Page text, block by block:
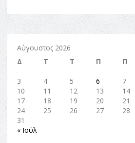
Αύγουστος 2026
Δ
Τ Τ Π Π
3
4 5 6 7
10
11 12 13 14
17
18 19 20 21
24
25 26 27 28
31
« Ιούλ